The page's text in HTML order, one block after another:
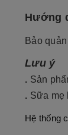
Hướng
Bảo
Lưu ý
. Sản
. Sữa mẹ
Hệ thống